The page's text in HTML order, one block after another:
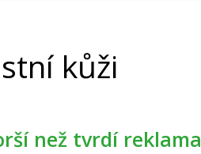
kůži
než tvrdí reklama